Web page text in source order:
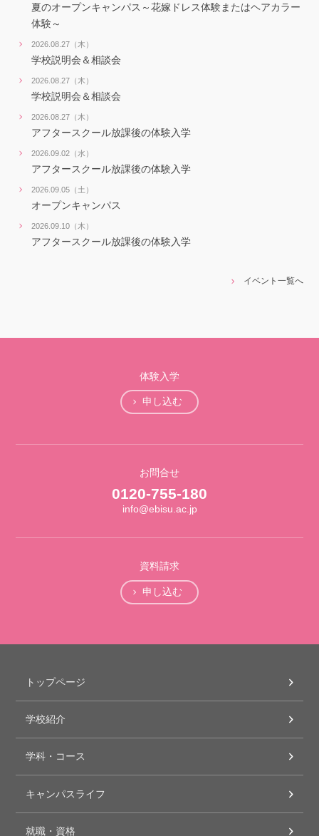
夏のオープンキャンパス～花嫁ドレス体験またはヘアカラー
体験～
2026.08.27（木）
学校説明会＆相談会
2026.08.27（木）
学校説明会＆相談会
2026.08.27（木）
アフタースクール放課後の体験入学
2026.09.02（水）
アフタースクール放課後の体験入学
2026.09.05（土）
オープンキャンパス
2026.09.10（木）
アフタースクール放課後の体験入学
イベント一覧へ
体験入学
申し込む
お問合せ
0120-755-180
info@ebisu.ac.jp
資料請求
申し込む
トップページ
学校紹介
学科・コース
キャンパスライフ
就職・資格